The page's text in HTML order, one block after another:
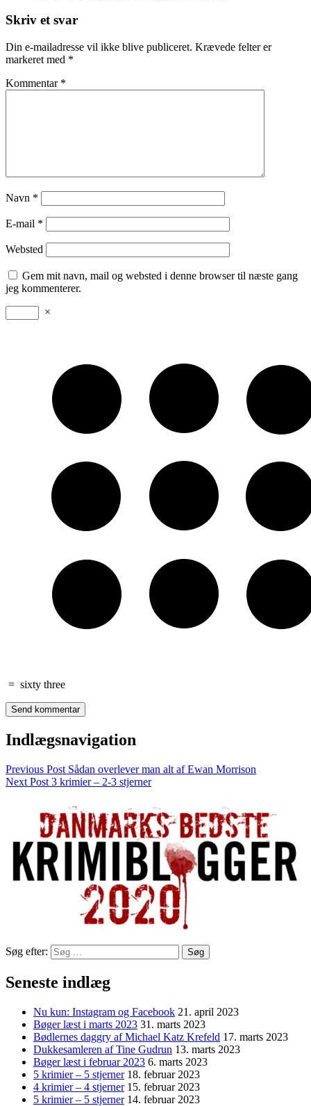
Skriv et svar
Din e-mailadresse vil ikke blive publiceret. Krævede felter er
markeret med *
Kommentar *
Navn *
E-mail *
Websted
Gem mit navn, mail og websted i denne browser til næste gang
jeg kommenterer.
×
= sixty three
Indlægsnavigation
Previous Post Sådan overlever man alt af Ewan Morrison
Next Post 3 krimier – 2-3 stjerner
Søg efter:
Seneste indlæg
Nu kun: Instagram og Facebook 21. april 2023
Bøger læst i marts 2023 31. marts 2023
Bødlernes daggry af Michael Katz Krefeld 17. marts 2023
Dukkesamleren af Tine Gudrun 13. marts 2023
Bøger læst i februar 2023 6. marts 2023
5 krimier – 5 stjerner 18. februar 2023
4 krimier – 4 stjerner 15. februar 2023
5 krimier – 5 stjerner 14. februar 2023